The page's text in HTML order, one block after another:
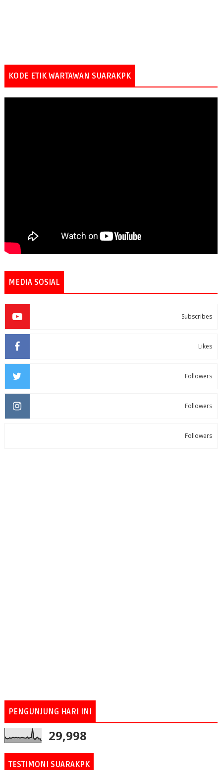
KODE ETIK WARTAWAN SUARAKPK
MEDIA SOSIAL
Subscribes
Likes
Followers
Followers
Followers
PENGUNJUNG HARI INI
29,998
TESTIMONI SUARAKPK